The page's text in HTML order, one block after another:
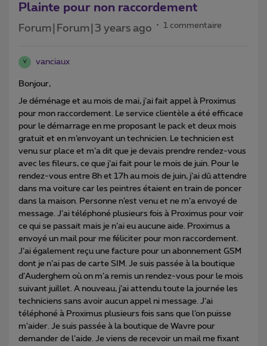
Plainte pour non raccordement
Forum|Forum|3 years ago 1 commentaire
V vanciaux
Bonjour,
Je déménage et au mois de mai, j’ai fait appel à Proximus
pour mon raccordement. Le service clientèle a été efficace
pour le démarrage en me proposant le pack et deux mois
gratuit et en m’envoyant un technicien. Le technicien est
venu sur place et m’a dit que je devais prendre rendez-vous
avec les fileurs, ce que j’ai fait pour le mois de juin. Pour le
rendez-vous entre 8h et 17h au mois de juin, j’ai dû attendre
dans ma voiture car les peintres étaient en train de poncer
dans la maison. Personne n’est venu et ne m’a envoyé de
message. J’ai téléphoné plusieurs fois à Proximus pour voir
ce qui se passait mais je n’ai eu aucune aide. Proximus a
envoyé un mail pour me féliciter pour mon raccordement.
J’ai également reçu une facture pour un abonnement GSM
dont je n’ai pas de carte SIM. Je suis passée à la boutique
d’Auderghem où on m’a remis un rendez-vous pour le mois
suivant juillet. A nouveau, j’ai attendu toute la journée les
techniciens sans avoir aucun appel ni message. J’ai
téléphoné à Proximus plusieurs fois sans que l’on puisse
m’aider. Je suis passée à la boutique de Wavre pour
demander de l’aide. Je viens de recevoir un mail me fixant